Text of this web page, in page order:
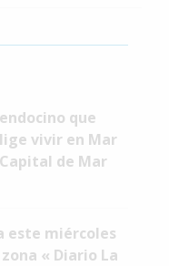
que
vivir en Mar
de Mar
este miércoles
« Diario La